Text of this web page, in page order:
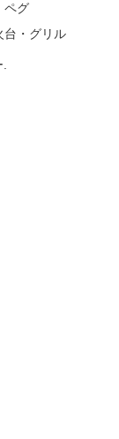
ペグ
台・グリル
.